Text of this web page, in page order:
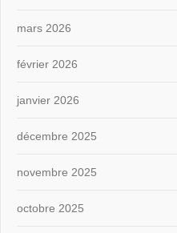
mars 2026
février 2026
janvier 2026
décembre 2025
novembre 2025
octobre 2025